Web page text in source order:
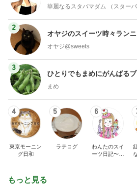
華麗なるスタバマダム （スターバ
2
オヤジのスイーツ時々ラン
オヤジ@sweets
3
ひとりでもまめにがんばる
まめ
4
東京モーニン
グ日和
5
ラテログ
6
わんたのスイ
ーツ日記〜小
もっと見る